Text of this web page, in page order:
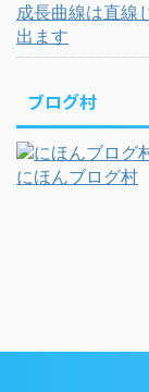
成長曲線は直線
出ます
ブログ村
にほんブログ村